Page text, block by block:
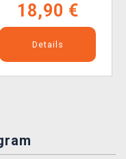
18,90 €
Details